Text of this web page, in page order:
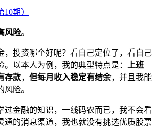
风险。
，投资哪个好呢？看自己定位了，看自己
。以本人为例，我的典型特点是：
上班
存款， 但每月收入稳定有结余，并且我能
风险。
过金融的知识，一线码农而已，我不会看
通的消息渠道，我也就没有挑选优质股票